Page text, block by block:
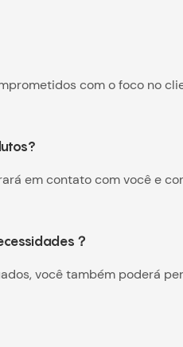
com o foco no
em contato com você e
？
você também poderá